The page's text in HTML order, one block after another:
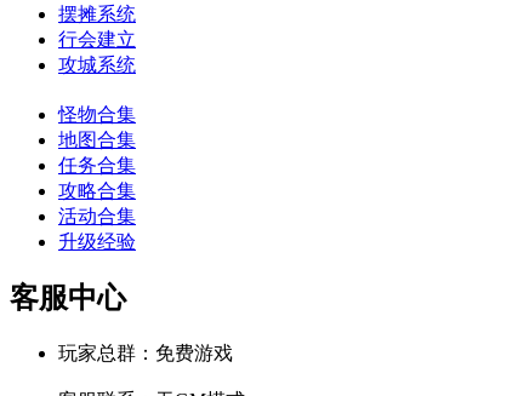
摆摊系统
行会建立
攻城系统
怪物合集
地图合集
任务合集
攻略合集
活动合集
升级经验
客服中心
玩家总群：免费游戏